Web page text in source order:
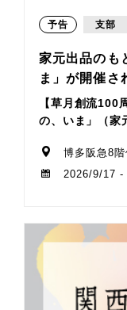
予告 支部
家元出品のも
ま」が開催さ
【草月創流100
の、いま」（家
博多阪急8階
2026/9/17 -